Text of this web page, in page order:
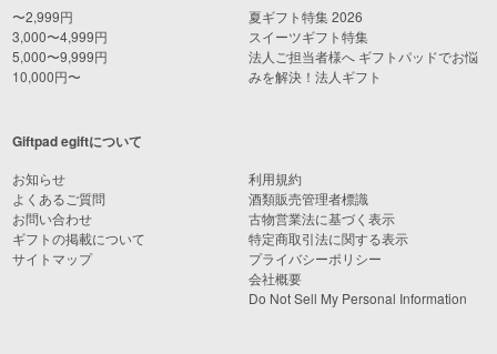
〜2,999円
3,000〜4,999円
5,000〜9,999円
10,000円〜
夏ギフト特集 2026
スイーツギフト特集
法人ご担当者様へ ギフトパッドでお悩
みを解決！法人ギフト
Giftpad egiftについて
お知らせ
よくあるご質問
お問い合わせ
ギフトの掲載について
サイトマップ
利用規約
酒類販売管理者標識
古物営業法に基づく表示
特定商取引法に関する表示
プライバシーポリシー
会社概要
Do Not Sell My Personal Information